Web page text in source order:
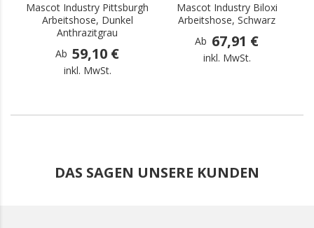
Mascot Industry Pittsburgh
Arbeitshose, Dunkel
Anthrazitgrau
Ab 59,10 €
inkl. MwSt.
Mascot Industry Biloxi
Arbeitshose, Schwarz
Ab 67,91 €
inkl. MwSt.
DAS SAGEN UNSERE KUNDEN